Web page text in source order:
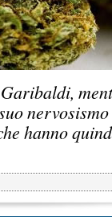
hanno